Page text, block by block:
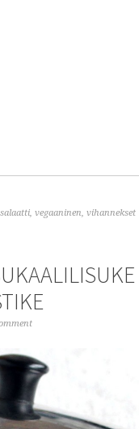
salaatti, vegaaninen, vihannekset